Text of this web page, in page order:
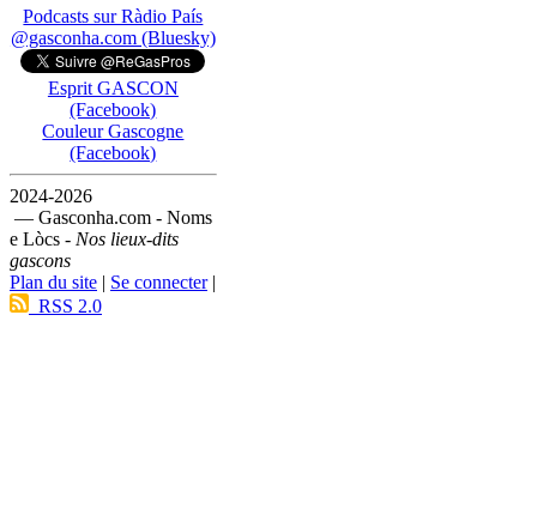
Podcasts sur Ràdio País
@gasconha.com (Bluesky)
Esprit GASCON
(Facebook)
Couleur Gascogne
(Facebook)
2024-2026
— Gasconha.com - Noms
e Lòcs - Nos lieux-dits
gascons
Plan du site | Se connecter|
RSS 2.0